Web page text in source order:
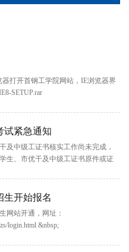
打开首钢工学院网站，IE浏览器界
SETUP.rar
试紧急通知
及中级工证书核实工作尚未完成，
生、市优干及中级工证书原件或证
生开始报名
网站开通，网址：
login.html &nbsp;